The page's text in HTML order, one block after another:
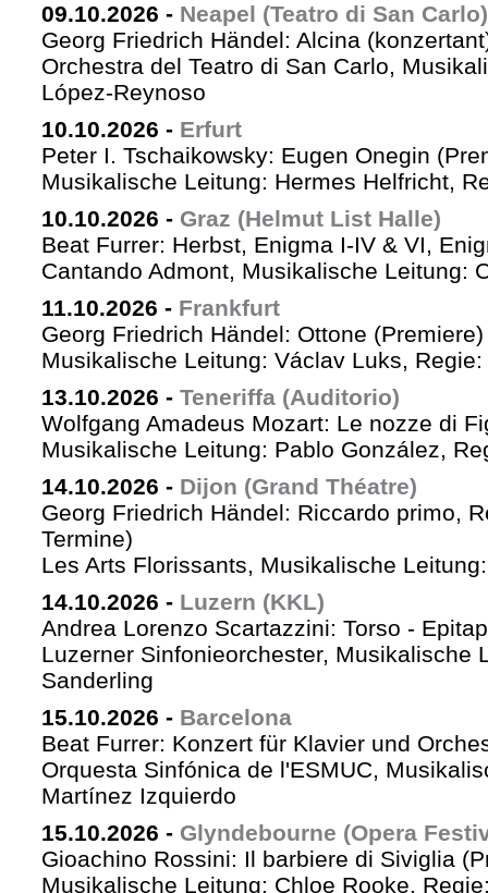
09.10.2026 - Neapel (Teatro di San Carlo)
Georg Friedrich Händel: Alcina
Orchestra del Teatro di San Carlo,
López-Reynoso
10.10.2026 - Erfurt
Peter I. Tschaikowsky: Eugen Onegin
Musikalische Leitung: Hermes Helfricht,
10.10.2026 - Graz (Helmut List Halle)
Beat Furrer: Herbst, Enigma I-IV & VI,
Cantando Admont, Musikalische Leitung:
11.10.2026 - Frankfurt
Georg Friedrich Händel: Ottone (Premiere)
Musikalische Leitung: Václav Luks,
13.10.2026 - Teneriffa (Auditorio)
Wolfgang Amadeus Mozart: Le nozze di
Musikalische Leitung: Pablo González,
14.10.2026 - Dijon (Grand Théatre)
Georg Friedrich Händel: Riccardo primo,
Termine)
Les Arts Florissants, Musikalische
14.10.2026 - Luzern (KKL)
Andrea Lorenzo Scartazzini: Torso -
Luzerner Sinfonieorchester, Musikalische
Sanderling
15.10.2026 - Barcelona
Beat Furrer: Konzert für Klavier und
Orquesta Sinfónica de l'ESMUC,
Martínez Izquierdo
15.10.2026 - Glyndebourne (Opera
Gioachino Rossini: Il barbiere di Siviglia
Musikalische Leitung: Chloe Rooke,